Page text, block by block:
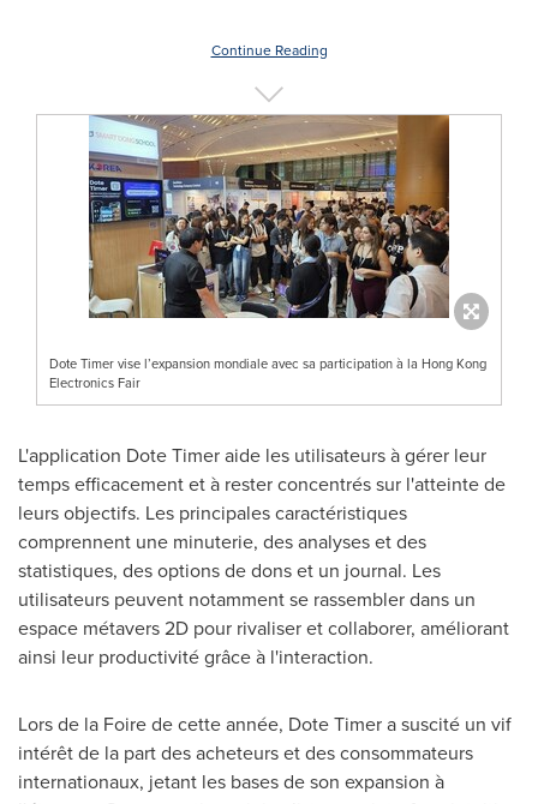
Continue Reading
Dote Timer vise l’expansion mondiale avec sa participation à la Hong Kong
Electronics Fair
L'application Dote Timer aide les utilisateurs à gérer leur
temps efficacement et à rester concentrés sur l'atteinte de
leurs objectifs. Les principales caractéristiques
comprennent une minuterie, des analyses et des
statistiques, des options de dons et un journal. Les
utilisateurs peuvent notamment se rassembler dans un
espace métavers 2D pour rivaliser et collaborer, améliorant
ainsi leur productivité grâce à l'interaction.
Lors de la Foire decette année, Dote Timer a suscité un vif
intérêt de la part des acheteurs et des consommateurs
internationaux, jetant les bases de son expansion à